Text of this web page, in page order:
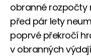
obranné rozpočty
před pár lety
poprvé překročí
v obranných